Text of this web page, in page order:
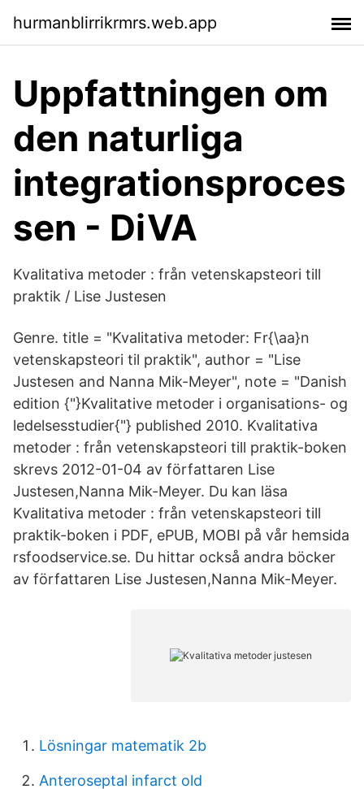
hurmanblirrikrmrs.web.app
Uppfattningen om
den naturliga
integrationsproces
sen - DiVA
Kvalitativa metoder : från vetenskapsteori till
praktik / Lise Justesen
Genre. title = "Kvalitativa metoder: Fr{\aa}n
vetenskapsteori til praktik", author = "Lise
Justesen and Nanna Mik-Meyer", note = "Danish
edition {"}Kvalitative metoder i organisations- og
ledelsesstudier{"} published 2010. Kvalitativa
metoder : från vetenskapsteori till praktik-boken
skrevs 2012-01-04 av författaren Lise
Justesen,Nanna Mik-Meyer. Du kan läsa
Kvalitativa metoder : från vetenskapsteori till
praktik-boken i PDF, ePUB, MOBI på vår hemsida
rsfoodservice.se. Du hittar också andra böcker
av författaren Lise Justesen,Nanna Mik-Meyer.
Lösningar matematik 2b
Anteroseptal infarct old